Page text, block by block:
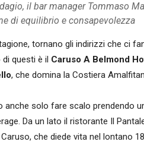
il bar manager Tommaso
di equilibrio e consapevolezza
tornano gli indirizzi che ci
questi è il Caruso A Belmond
, che domina la Costiera
anche solo fare scalo prendendo
Da un lato il ristorante Il
che diede vita nel lontano